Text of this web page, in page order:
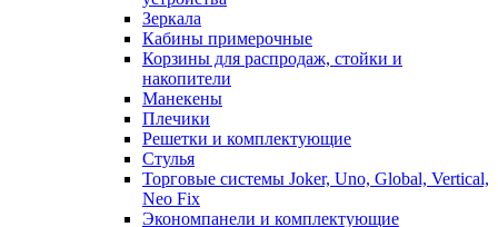
Зеркала
Кабины примерочные
Корзины для распродаж, стойки и
накопители
Манекены
Плечики
Решетки и комплектующие
Стулья
Торговые системы Joker, Uno, Global, Vertical,
Neo Fix
Экономпанели и комплектующие